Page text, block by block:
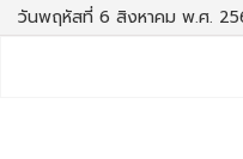
วันพฤหัสที่ 6 สิงหาคม พ.ศ.